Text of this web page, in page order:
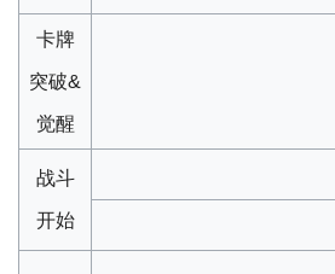
卡牌
突破&
觉醒
战斗
开始